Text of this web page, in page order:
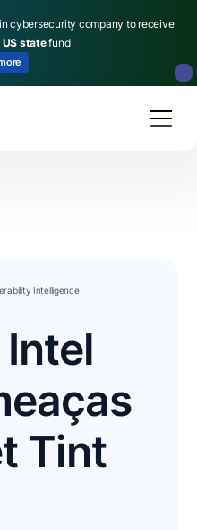
cybersecurity company to receive
US statefund
Intelligence
Tint